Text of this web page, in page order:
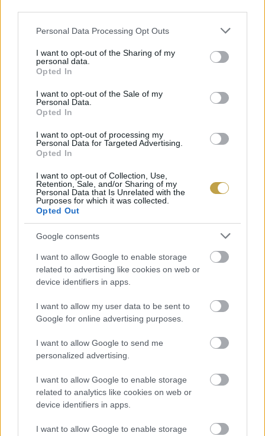
Please note that this website/app uses one or more Google
not limited to your visit or usage behaviour. You may click to
grant or deny consent to Google and its third-party tags to
use your data for below specified purposes in below Google
consent section.
Personal Data Processing Opt Outs
I want to opt-out of the Sharing of my
personal data.
Opted In
I want to opt-out of the Sale of my
Personal Data.
Opted In
I want to opt-out of processing my
Personal Data for Targeted Advertising.
Opted In
I want to opt-out of Collection, Use,
Retention, Sale, and/or Sharing of my
Personal Data that Is Unrelated with the
Purposes for which it was collected.
Opted Out
Google consents
I want to allow Google to enable storage
related to advertising like cookies on web or
device identifiers in apps.
I want to allow my user data to be sent to
Google for online advertising purposes.
I want to allow Google to send me
personalized advertising.
I want to allow Google to enable storage
related to analytics like cookies on web or
device identifiers in apps.
I want to allow Google to enable storage
Vince értékelés
Mély aranysárga szín, jó komplexitású, érett
fehér gyümölcsökben, őszibarackban gazdag illat
pici fássággal, dióval, mézes, viaszos, botritiszes
jegyekkel. Gazdag korty, közepesnél teltebb,
élénk savú, zamatos, klasszikus stílusú bor olajos
textúrával, mézes, birses, diós ízekkel.
sóssággal.
ÁLTALÁNOS INFORMÁCIÓ